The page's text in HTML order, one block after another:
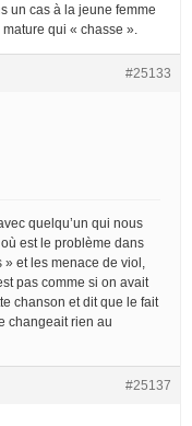
un cas à la jeune femme
qui « chasse ».
#25133
quelqu’un qui nous
est le problème dans
et les menace de viol,
pas comme si on avait
chanson et dit que le fait
changeait rien au
#25137